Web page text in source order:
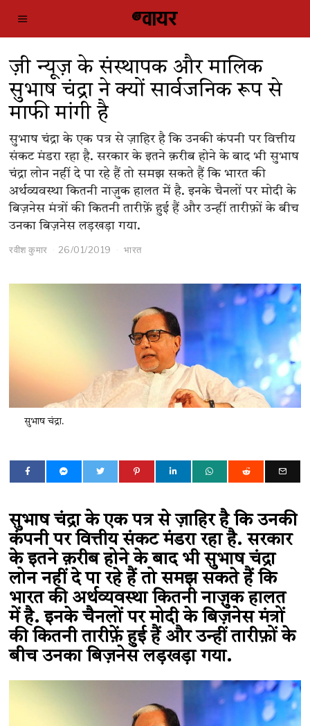
ज़ी न्यूज़ के संस्थापक और मालिक
सुभाष चंद्रा ने क्यों सार्वजनिक रूप से
माफी मांगी है
सुभाष चंद्रा के एक पत्र से ज़ाहिर है कि उनकी कंपनी ​पर वित्तीय
संकट मंडरा रहा है. सरकार के इतने क़रीब होने के बाद भी सुभाष
चंद्रा लोन नहीं दे पा रहे हैं तो समझ सकते हैं कि भारत की
अर्थव्यवस्था कितनी नाज़ुक हालत में है. इनके चैनलों पर मोदी के
बिज़नेस मंत्रों की कितनी तारीफ़ें हुई हैं और उन्हीं तारीफ़ों के बीच
उनका बिज़नेस लड़खड़ा गया.
रवीश कुमार 26/01/2019 भारत
सुभाष चंद्रा.
सुभाष चंद्रा के एक पत्र से ज़ाहिर है कि उनकी
कंपनी पर वित्तीय संकट मंडरा रहा है. सरकार
के इतने क़रीब होने के बाद भी सुभाष चंद्रा
लोन नहीं दे पा रहे हैं तो समझ सकते हैं कि
भारत की अर्थव्यवस्था कितनी नाज़ुक हालत
में है. इनके चैनलों पर मोदी के बिज़नेस मंत्रों
की कितनी तारीफ़ें हुई हैं और उन्हीं तारीफ़ों के
बीच उनका बिज़नेस लड़खड़ा गया.